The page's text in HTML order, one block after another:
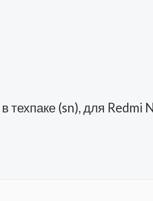
(sn), для Redmi